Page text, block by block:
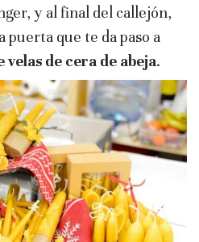
y al final del callejón,
puerta que te da paso a
velas de cera de abeja.